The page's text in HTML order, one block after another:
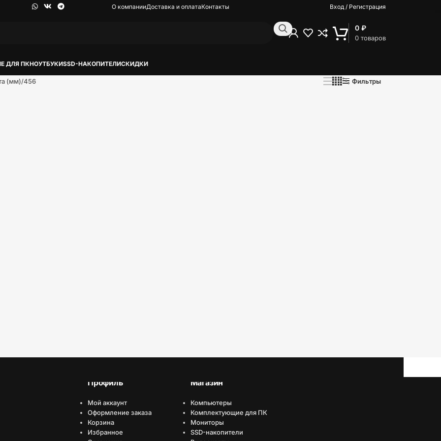
О компанииДоставка и оплатаКонтакты Вход / Регистрация
0 товаров
0 ₽
ДЛЯ ПКНОУТБУКИSSD-НАКОПИТЕЛИСКИДКИ
(мм) 456 Фильтры
Профиль
Мой аккаунт
Оформление заказа
Корзина
Избранное
Магазин
Компьютеры
Комплектующие для ПК
Мониторы
SSD-накопители